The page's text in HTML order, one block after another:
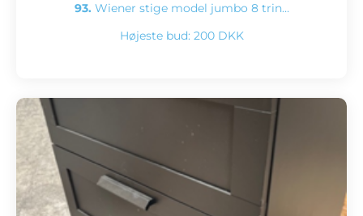
93. Wiener stige model jumbo 8 trin…
Højeste bud: 200 DKK